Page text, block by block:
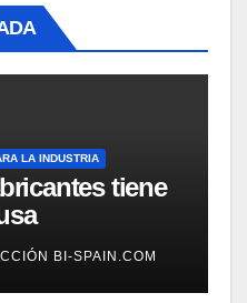
LA INDUSTRIA
tiene
BI-SPAIN.COM